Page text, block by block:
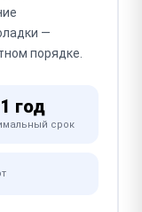
—
порядке.
1 год
срок